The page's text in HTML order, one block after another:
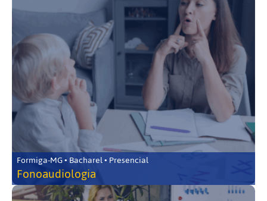
Formiga-MG • Bacharel • Presencial
Fonoaudiologia